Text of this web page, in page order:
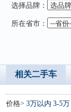
选择品牌：
所在省市：
相关二手车
价格> 3万以内 3-5万